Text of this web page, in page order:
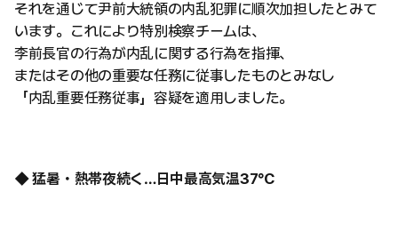
それを通じて尹前大統領の内乱犯罪に順次加担したとみて
います。これにより特別検察チームは、
李前長官の行為が内乱に関する行為を指揮、
またはその他の重要な任務に従事したものとみなし
「内乱重要任務従事」容疑を適用しました。
◆ 猛暑・熱帯夜続く…日中最高気温37°C